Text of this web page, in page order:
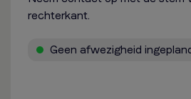
rechterkant.
Geen afwezigheid